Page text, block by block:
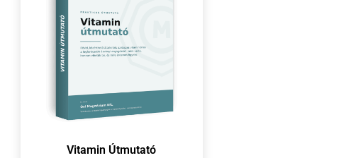
Vitamin Útmutató